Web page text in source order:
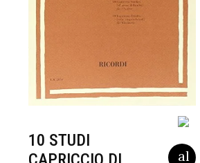
10 STUDI